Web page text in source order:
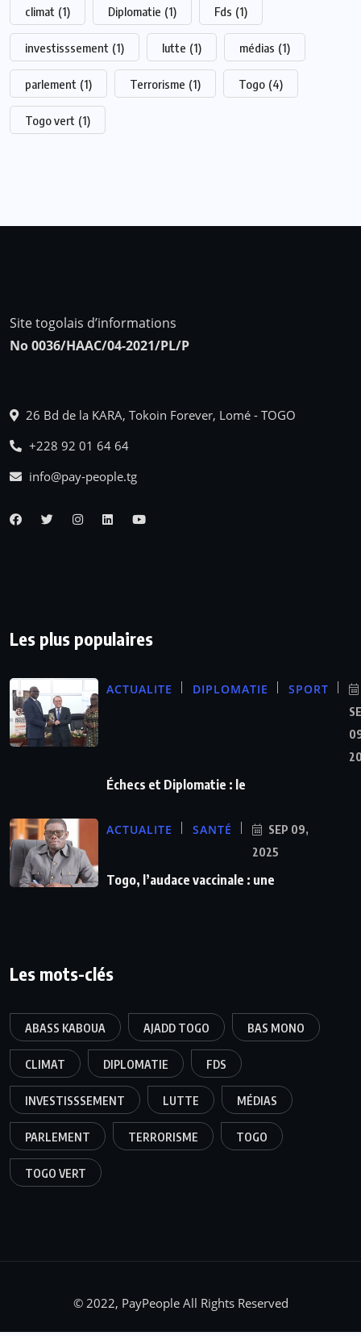
climat (1) Diplomatie (1) Fds (1)
investisssement (1) lutte (1) médias (1)
parlement (1) Terrorisme (1) Togo (4)
Togo vert (1)
Site togolais d’informations
No 0036/HAAC/04-2021/PL/P
26 Bd de la KARA, Tokoin Forever, Lomé - TOGO
+228 92 01 64 64
info@pay-people.tg
Les plus populaires
ACTUALITE DIPLOMATIE SPORT
Échecs et Diplomatie : le
ACTUALITE SANTÉ
SEP 09,
2025
Togo, l’audace vaccinale : une
Les mots-clés
ABASS KABOUA AJADD TOGO BAS MONO
CLIMAT DIPLOMATIE FDS
INVESTISSSEMENT LUTTE MÉDIAS
PARLEMENT TERRORISME TOGO
TOGO VERT
© 2022, PayPeople All Rights Reserved